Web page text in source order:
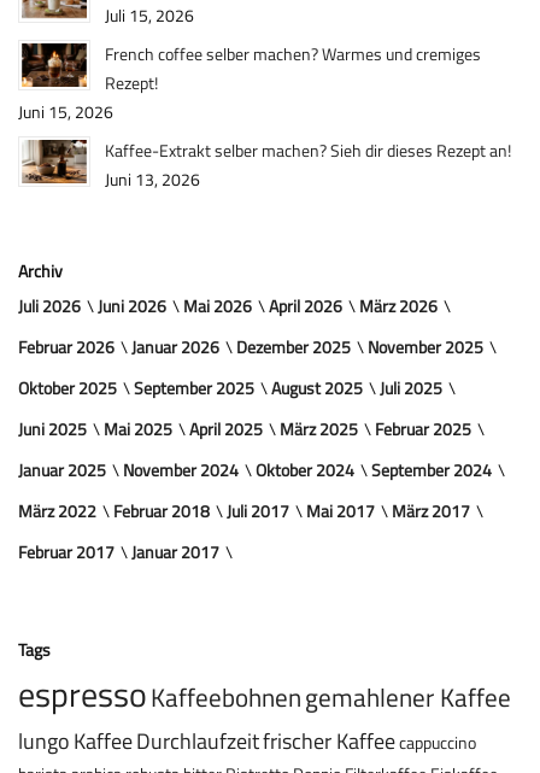
Juli 15, 2026
French coffee selber machen? Warmes und cremiges
Rezept!
Juni 15, 2026
Kaffee-Extrakt selber machen? Sieh dir dieses Rezept an!
Juni 13, 2026
Archiv
Juli 2026
Juni 2026 Mai 2026 April 2026
März 2026
Februar 2026
Januar 2026 Dezember 2025
November 2025
Oktober 2025
September 2025 August 2025
Juli 2025
Juni 2025
Mai 2025 April 2025 März 2025
Februar 2025
Januar 2025
November 2024 Oktober 2024
September 2024
März 2022
Februar 2018 Juli 2017 Mai 2017
März 2017
Februar 2017
Januar 2017
Tags
espressoKaffeebohnengemahlener Kaffee
lungoKaffeeDurchlaufzeitfrischer Kaffeecappuccino